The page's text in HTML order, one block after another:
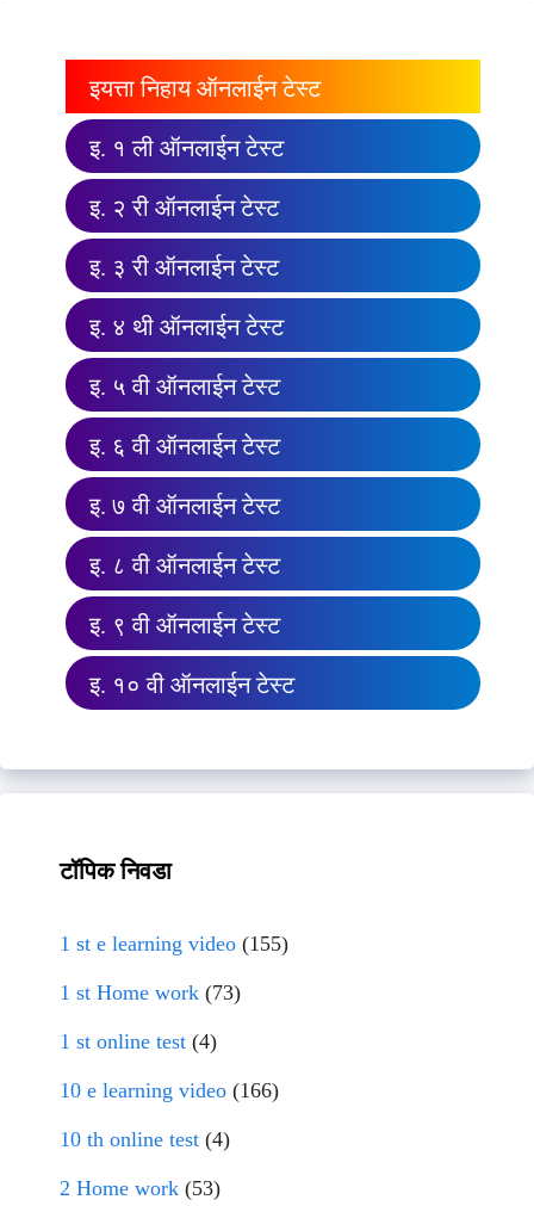
इयत्ता निहाय ऑनलाईन टेस्ट
इ. १ ली ऑनलाईन टेस्ट
इ. २ री ऑनलाईन टेस्ट
इ. ३ री ऑनलाईन टेस्ट
इ. ४ थी ऑनलाईन टेस्ट
इ. ५ वी ऑनलाईन टेस्ट
इ. ६ वी ऑनलाईन टेस्ट
इ. ७ वी ऑनलाईन टेस्ट
इ. ८ वी ऑनलाईन टेस्ट
इ. ९ वी ऑनलाईन टेस्ट
इ. १० वी ऑनलाईन टेस्ट
टॉपिक निवडा
1 st e learning video (155)
1 st Home work (73)
1 st online test (4)
10 e learning video (166)
10 th online test (4)
2 Home work (53)